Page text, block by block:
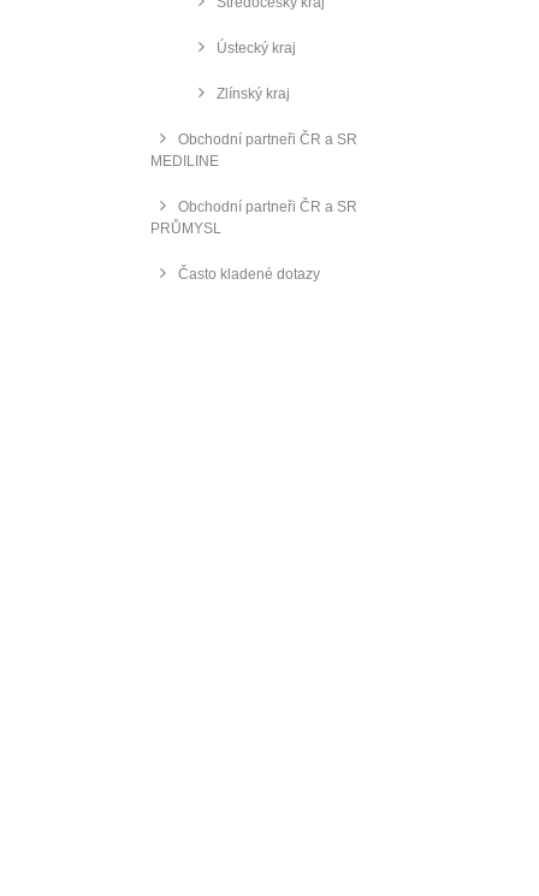
Ústecký kraj
Zlínský kraj
Obchodní partneři ČR a SR
MEDILINE
Obchodní partneři ČR a SR
PRŮMYSL
Často kladené dotazy